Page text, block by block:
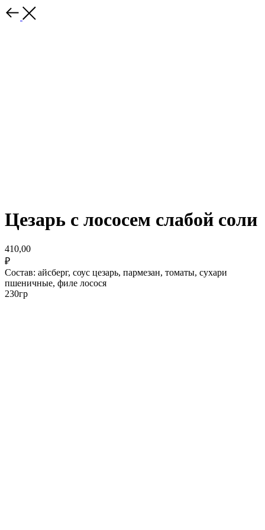
Цезарь с лососем слабой соли
410,00
₽
Состав: айсберг, соус цезарь, пармезан, томаты, сухари
пшеничные, филе лосося
230гр